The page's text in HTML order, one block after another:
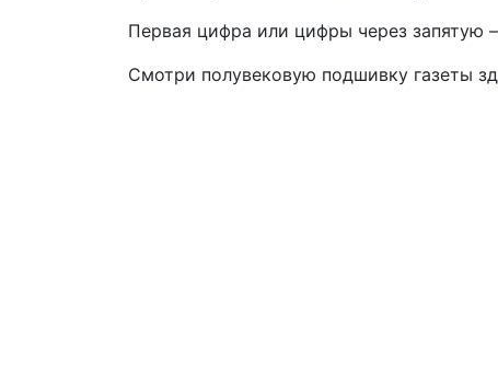
Первая цифра или цифры через запятую
Смотри полувековую подшивку газеты